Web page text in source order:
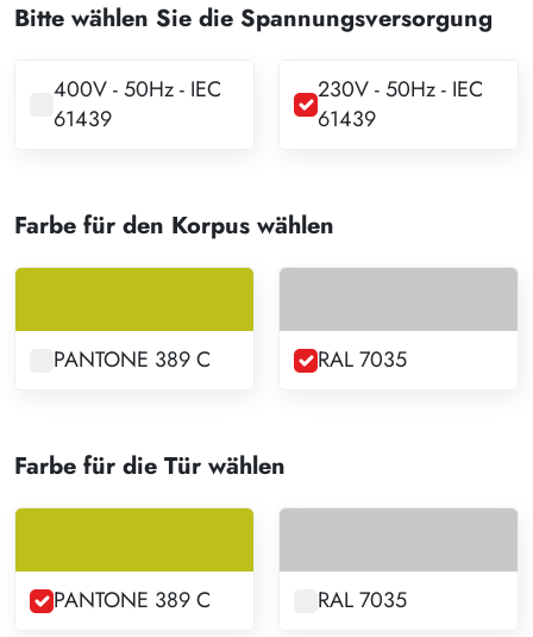
Bitte wählen Sie die Spannungsversorgung
400V - 50Hz - IEC
61439
230V - 50Hz - IEC
61439
Farbe für den Korpus wählen
PANTONE 389 C RAL 7035
Farbe für die Tür wählen
PANTONE 389 C RAL 7035